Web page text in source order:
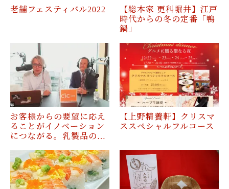
老舗フェスティバル2022
【総本家 更科堀井】江戸
時代からの冬の定番「鴨
鍋」
お客様からの要望に応え
ることがイノベーション
につながる。乳製品の…
【上野精養軒】クリスマ
ススペシャルフルコース